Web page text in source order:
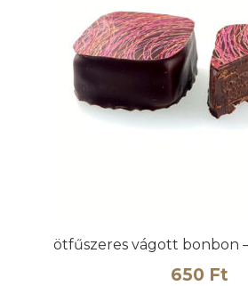
ötfűszeres vágott bonbon –
650 Ft